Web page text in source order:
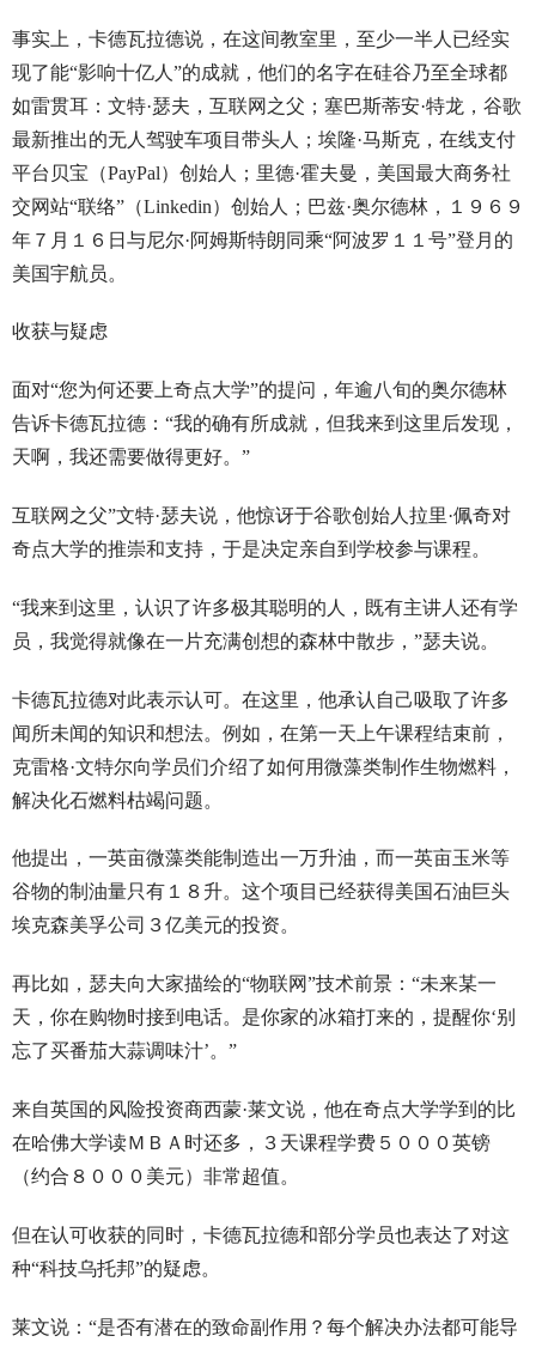
事实上，卡德瓦拉德说，在这间教室里，至少一半人已经实
现了能“影响十亿人”的成就，他们的名字在硅谷乃至全球都
如雷贯耳：文特·瑟夫，互联网之父；塞巴斯蒂安·特龙，谷歌
最新推出的无人驾驶车项目带头人；埃隆·马斯克，在线支付
平台贝宝（PayPal）创始人；里德·霍夫曼，美国最大商务社
交网站“联络”（Linkedin）创始人；巴兹·奥尔德林，１９６９
年７月１６日与尼尔·阿姆斯特朗同乘“阿波罗１１号”登月的
美国宇航员。
收获与疑虑
面对“您为何还要上奇点大学”的提问，年逾八旬的奥尔德林
告诉卡德瓦拉德：“我的确有所成就，但我来到这里后发现，
天啊，我还需要做得更好。”
互联网之父”文特·瑟夫说，他惊讶于谷歌创始人拉里·佩奇对
奇点大学的推崇和支持，于是决定亲自到学校参与课程。
“我来到这里，认识了许多极其聪明的人，既有主讲人还有学
员，我觉得就像在一片充满创想的森林中散步，”瑟夫说。
卡德瓦拉德对此表示认可。在这里，他承认自己吸取了许多
闻所未闻的知识和想法。例如，在第一天上午课程结束前，
克雷格·文特尔向学员们介绍了如何用微藻类制作生物燃料，
解决化石燃料枯竭问题。
他提出，一英亩微藻类能制造出一万升油，而一英亩玉米等
谷物的制油量只有１８升。这个项目已经获得美国石油巨头
埃克森美孚公司３亿美元的投资。
再比如，瑟夫向大家描绘的“物联网”技术前景：“未来某一
天，你在购物时接到电话。是你家的冰箱打来的，提醒你‘别
忘了买番茄大蒜调味汁’。”
来自英国的风险投资商西蒙·莱文说，他在奇点大学学到的比
在哈佛大学读ＭＢＡ时还多，３天课程学费５０００英镑
（约合８０００美元）非常超值。
但在认可收获的同时，卡德瓦拉德和部分学员也表达了对这
种“科技乌托邦”的疑虑。
莱文说：“是否有潜在的致命副作用？每个解决办法都可能导